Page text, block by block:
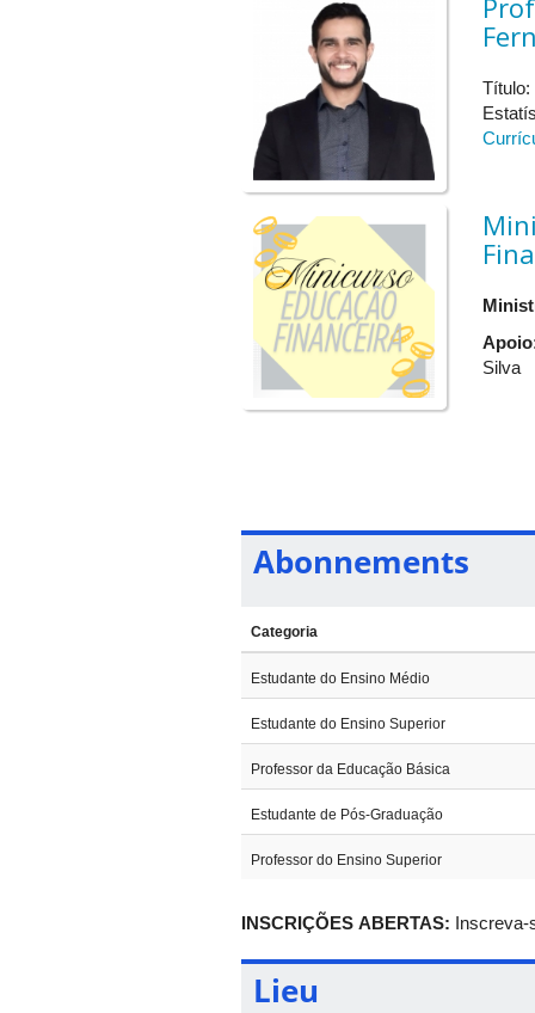
ATIVIDADES DA NOITE
19h - 19:30h
19:30h – 20h30
20h30 - 21h30
21h30 - 22h
18/11/2025 (TERÇA-FEIRA)
15h - 15h30
16h40 - 18h
ATIVIDADES DA NOITE
19h - 20h
20h - 20h30
20h30 - 22h30
ATIVIDADES DA TARDE
Título:
Silva
Abonnements
Categoria
Estudante do Ensino Médio
Estudante do Ensino Superior
Professor da Educação Básica
Estudante de Pós-Graduação
Professor do Ensino Superior
INSCRIÇÕES ABERTAS: Inscreva-
Lieu